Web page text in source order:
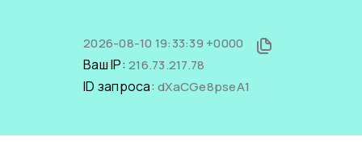
2026-08-10 19:33:39 +0000
Ваш IP: 216.73.217.78
ID запроса: dXaCGe8pseA1